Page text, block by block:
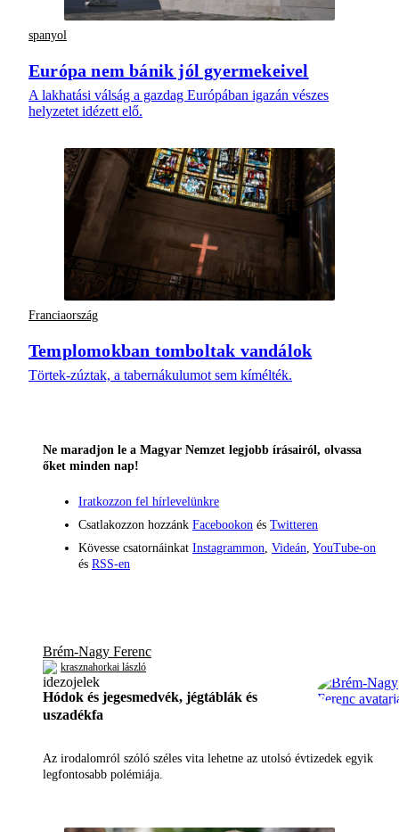
spanyol
Európa nem bánik jól gyermekeivel
A lakhatási válság a gazdag Európában igazán vészes
helyzetet idézett elő.
Franciaország
Templomokban tomboltak vandálok
Törtek-zúztak, a tabernákulumot sem kímélték.
Ne maradjon le a Magyar Nemzet legjobb írásairól, olvassa
őket minden nap!
Iratkozzon fel hírlevelünkre
Csatlakozzon hozzánk Facebookon és Twitteren
Kövesse csatornáinkat Instagrammon Videán YouTube-on
és RSS-en
Brém-Nagy Ferenc
krasznahorkai lászló
Hódok és jegesmedvék, jégtáblák és
uszadékfa
Az irodalomról szóló széles vita lehetne az utolsó évtizedek egyik
legfontosabb polémiája.